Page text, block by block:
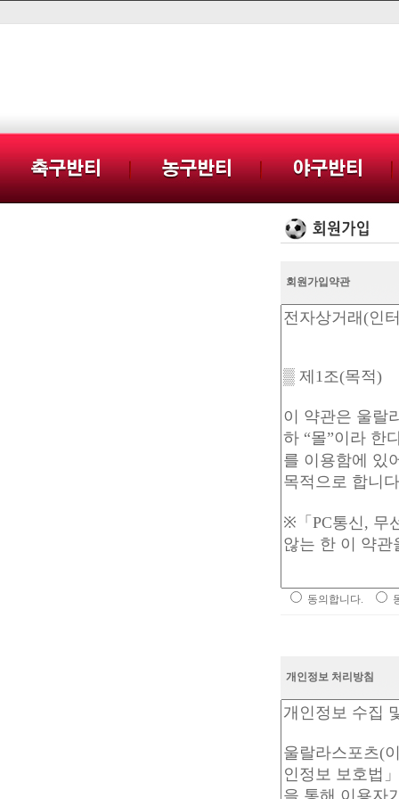
회원가입약관
동의합니다.
개인정보 처리방침